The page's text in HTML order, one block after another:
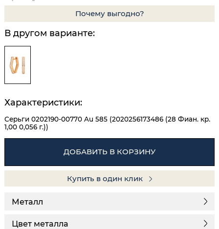
Почему выгодно?
В другом варианте:
Характеристики:
Серьги 0202190-00770 Au 585 (2020256173486 (28 Фиан. кр.
1,00 0,056 г.))
ДОБАВИТЬ В КОРЗИНУ
Купить в один клик
Металл
Цвет металла